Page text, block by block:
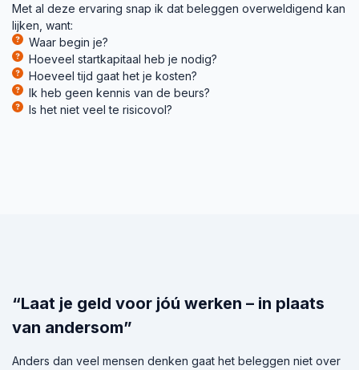
Met al deze ervaring snap ik dat beleggen overweldigend kan
lijken, want:
Waar begin je?
Hoeveel startkapitaal heb je nodig?
Hoeveel tijd gaat het je kosten?
Ik heb geen kennis van de beurs?
Is het niet veel te risicovol?
“Laat je geld voor jóú werken – in plaats
van andersom”
Anders dan veel mensen denken gaat het beleggen niet over